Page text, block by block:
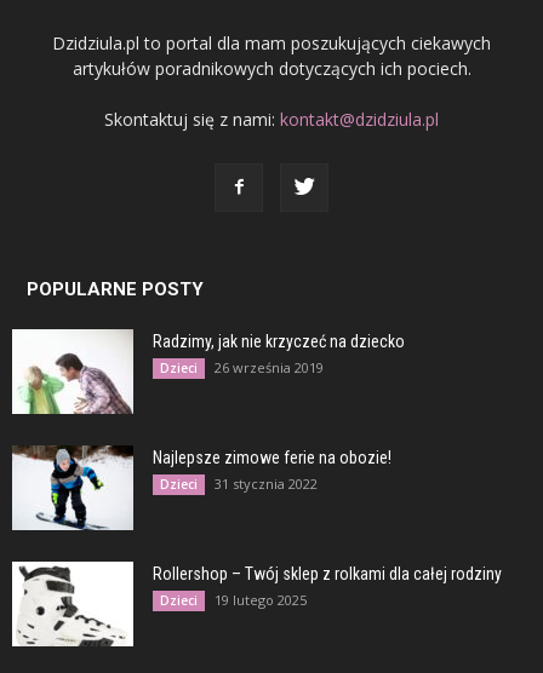
Dzidziula.pl to portal dla mam poszukujących ciekawych
artykułów poradnikowych dotyczących ich pociech.
Skontaktuj się z nami: kontakt@dzidziula.pl
POPULARNE POSTY
Radzimy, jak nie krzyczeć na dziecko
Dzieci 26 września 2019
Najlepsze zimowe ferie na obozie!
Dzieci 31 stycznia 2022
Rollershop – Twój sklep z rolkami dla całej rodziny
Dzieci 19 lutego 2025